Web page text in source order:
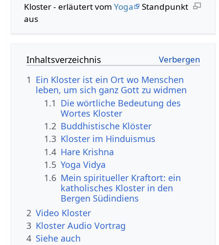
Kloster - erläutert vom Yoga
Standpunkt
aus
Inhaltsverzeichnis
1 Ein Kloster ist ein Ort wo Menschen
leben, um sich ganz Gott zu widmen
1.1 Die wörtliche Bedeutung des
Wortes Kloster
1.2 Buddhistische Klöster
1.3 Kloster im Hinduismus
1.4 Hare Krishna
1.5 Yoga Vidya
1.6 Mein spiritueller Kraftort: ein
katholisches Kloster in den
Bergen Südindiens
2 Video Kloster
3 Kloster Audio Vortrag
4 Siehe auch